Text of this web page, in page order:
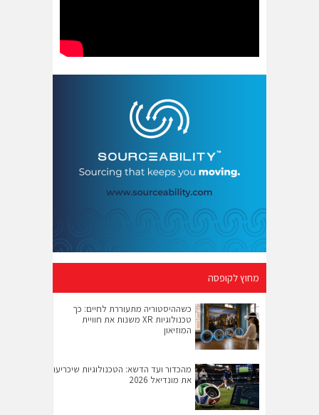
מחוץ לקופסה
כשההיסטוריה מתעוררת לחיים: כך
טכנולוגיות XR משנות את חוויית
המוזיאון
מהכדור ועד הדשא: הטכנולוגיות שיכריעו
את מונדיאל 2026